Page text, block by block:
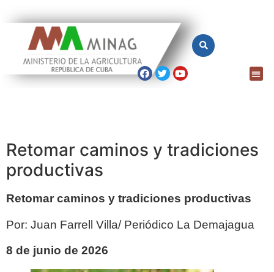
Retomar caminos y tradiciones
productivas
Retomar caminos y tradiciones productivas
Por: Juan Farrell Villa/ Periódico La Demajagua
8 de junio de 2026